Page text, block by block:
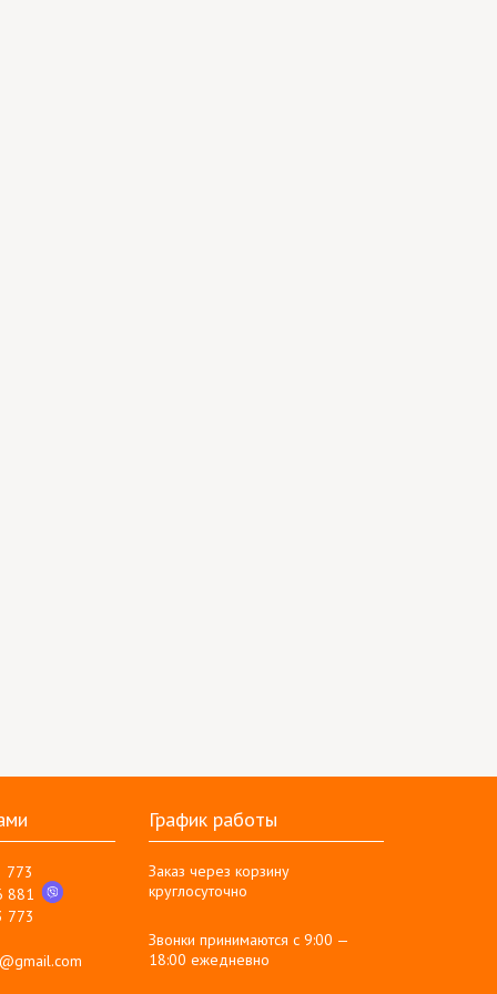
773
881
773
График работы
Заказ через корзину
круглосуточно
Звонки принимаются с 9:00 —
18:00 ежедневно